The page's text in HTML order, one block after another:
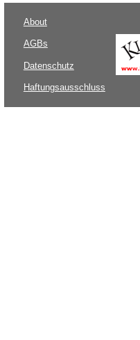
About
AGBs
Datenschutz
Haftungsausschluss